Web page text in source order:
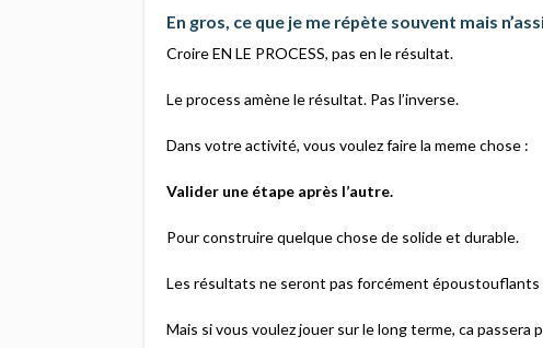
En gros, ce que je me répète souvent mais
Croire EN LE PROCESS, pas en le résultat.
Le process amène le résultat. Pas l’inverse.
Dans votre activité, vous voulez faire la meme chose :
Valider une étape après l’autre.
Pour construire quelque chose de solide et durable.
Les résultats ne seront pas forcément époustouflants
Mais si vous voulez jouer sur le long terme, ca